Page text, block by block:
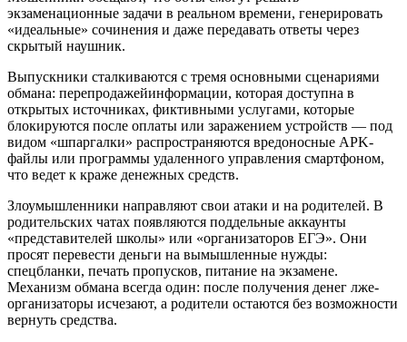
экзаменационные задачи в реальном времени, генерировать
«идеальные» сочинения и даже передавать ответы через
скрытый наушник.
Выпускники сталкиваются с тремя основными сценариями
обмана: перепродажейинформации, которая доступна в
открытых источниках, фиктивными услугами, которые
блокируются после оплаты или заражением устройств — под
видом «шпаргалки» распространяются вредоносные APK-
файлы или программы удаленного управления смартфоном,
что ведет к краже денежных средств.
Злоумышленники направляют свои атаки и на родителей. В
родительских чатах появляются поддельные аккаунты
«представителей школы» или «организаторов ЕГЭ». Они
просят перевести деньги на вымышленные нужды:
спецбланки, печать пропусков, питание на экзамене.
Механизм обмана всегда один: после получения денег лже-
организаторы исчезают, а родители остаются без возможности
вернуть средства.